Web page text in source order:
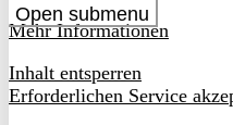
Open submenu
Mehr Informationen
Inhalt entsperren
Erforderlichen Service